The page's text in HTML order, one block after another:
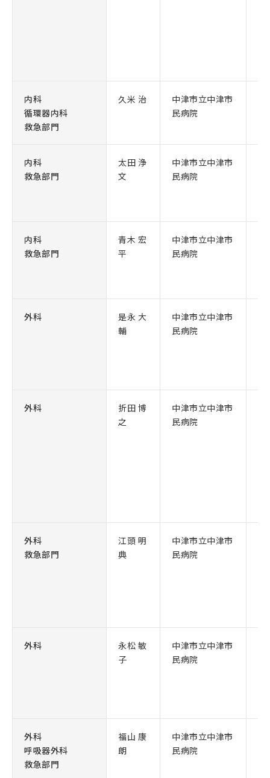
内科
循環器内科
救急部門
久米 治
中津市立中津市
民病院
内科
救急部門
太田 浄
文
中津市立中津市
民病院
内科
救急部門
青木 宏
平
中津市立中津市
民病院
外科
是永 大
輔
中津市立中津市
民病院
外科
折田 博
之
中津市立中津市
民病院
外科
救急部門
江頭 明
典
中津市立中津市
民病院
外科
永松 敏
子
中津市立中津市
民病院
外科
呼吸器外科
救急部門
福山 康
朗
中津市立中津市
民病院